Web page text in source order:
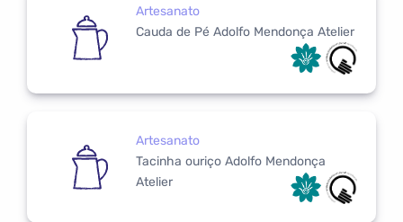
Artesanato
Cauda de Pé Adolfo Mendonça Atelier
Artesanato
Tacinha ouriço Adolfo Mendonça
Atelier